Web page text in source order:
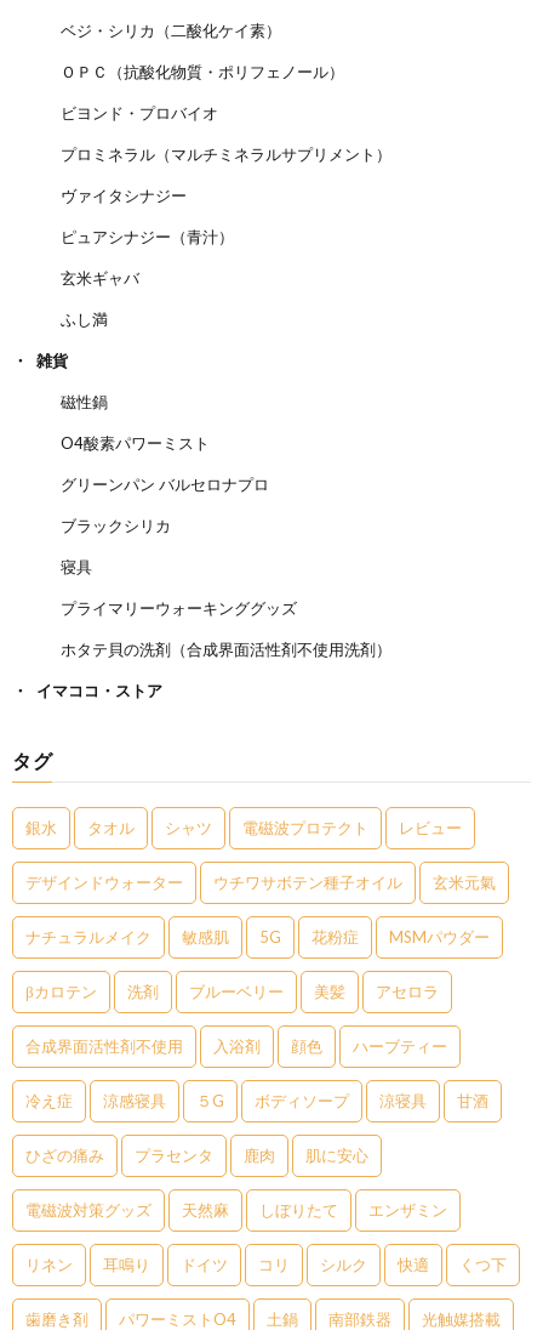
ベジ・シリカ（二酸化ケイ素）
ＯＰＣ（抗酸化物質・ポリフェノール）
ビヨンド・プロバイオ
プロミネラル（マルチミネラルサプリメント）
ヴァイタシナジー
ピュアシナジー（青汁）
玄米ギャバ
ふし満
雑貨
磁性鍋
O4酸素パワーミスト
グリーンパン バルセロナプロ
ブラックシリカ
寝具
プライマリーウォーキンググッズ
ホタテ貝の洗剤（合成界面活性剤不使用洗剤）
イマココ・ストア
タグ
銀水 タオル シャツ 電磁波プロテクト レビュー
デザインドウォーター ウチワサボテン種子オイル 玄米元氣
ナチュラルメイク 敏感肌 5G 花粉症 MSMパウダー
βカロテン 洗剤 ブルーベリー 美髪 アセロラ
合成界面活性剤不使用 入浴剤 顔色 ハーブティー
冷え症 涼感寝具 ５G ボディソープ 涼寝具 甘酒
ひざの痛み プラセンタ 鹿肉 肌に安心
電磁波対策グッズ 天然麻 しぼりたて エンザミン
リネン 耳鳴り ドイツ コリ シルク 快適 くつ下
歯磨き剤 パワーミストO4 土鍋 南部鉄器 光触媒搭載